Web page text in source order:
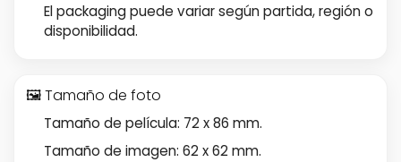
El packaging puede variar según partida, región o
disponibilidad.
🖼️ Tamaño de foto
Tamaño de película: 72 x 86 mm.
Tamaño de imagen: 62 x 62 mm.